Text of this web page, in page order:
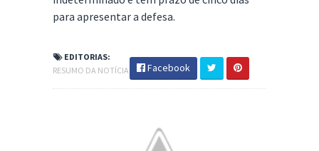
para apresentar a defesa.
EDITORIAS:
RESUMO DA NOTÍCIA
Facebook